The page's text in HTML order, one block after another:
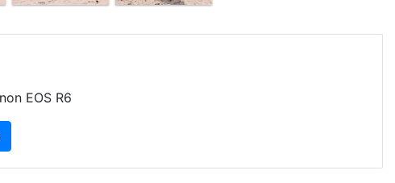
EOS R6